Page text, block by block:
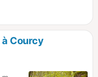
de running !
Courcy